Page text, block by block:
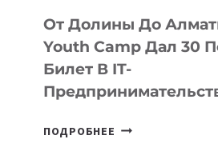
От Долины До
Youth Camp Дал 30
Билет В IT-
ПОДРОБНЕЕ ОТ